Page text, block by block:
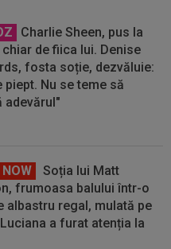
Charlie Sheen, pus la
de fiica lui. Denise
fosta soție, dezvăluie:
piept. Nu se teme să
adevărul"
Soția lui Matt
frumoasa balului într-o
albastru regal, mulată pe
a furat atenția la